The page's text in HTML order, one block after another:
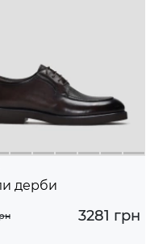
дерби
3281 грн